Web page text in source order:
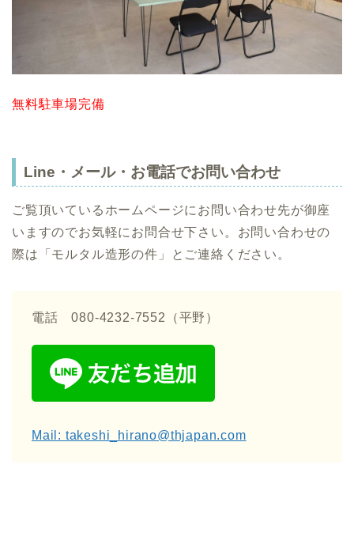
無料駐車場完備
Line・メール・お電話でお問い合わせ
ご覧頂いているホームページにお問い合わせ先が御座
いますのでお気軽にお問合せ下さい。お問い合わせの
際は「モルタル造形の件」とご連絡ください。
電話 080-4232-7552（平野）
Mail: takeshi_hirano@thjapan.com